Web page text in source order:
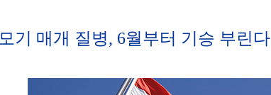
모기 매개 질병, 6월부터 기승 부린다